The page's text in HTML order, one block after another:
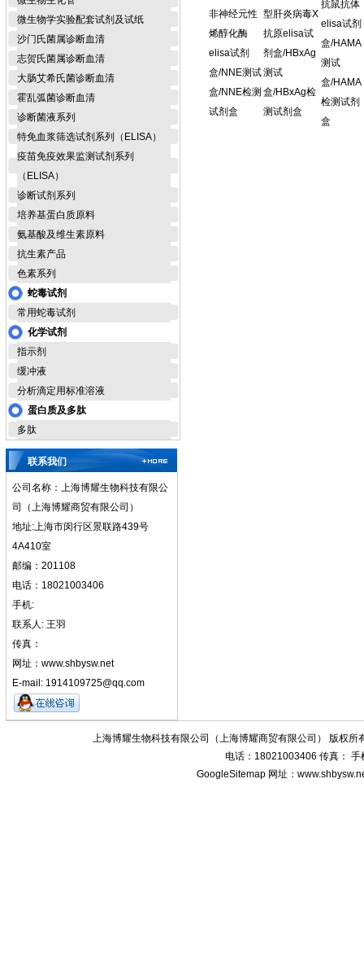
微生物学实验配套试剂及试纸
沙门氏菌属诊断血清
志贺氏菌属诊断血清
大肠艾希氏菌诊断血清
霍乱弧菌诊断血清
诊断菌液系列
特免血浆筛选试剂系列（ELISA）
疫苗免疫效果监测试剂系列
（ELISA）
诊断试剂系列
培养基蛋白质原料
氨基酸及维生素原料
抗生素产品
色素系列
蛇毒试剂
常用蛇毒试剂
化学试剂
指示剂
缓冲液
分析滴定用标准溶液
蛋白质及多肽
多肽
联系我们
公司名称：上海博耀生物科技有限公
司（上海博耀商贸有限公司）
地址:上海市闵行区景联路439号
4A410室
邮编：201108
电话：18021003406
手机:
联系人: 王羽
传真：
网址：www.shbysw.net
E-mail: 1914109725@qq.com
非神经元性
烯醇化酶
elisa试剂
盒/NNE测试
盒/NNE检测
试剂盒
型肝炎病毒X
抗原elisa试
剂盒/HBxAg
测试
盒/HBxAg检
测试剂盒
抗鼠抗体
elisa试剂
盒/HAMA
测试
盒/HAMA
检测试剂
盒
上海博耀生物科技有限公司（上海博耀商贸有限公司） 版权所
电话：18021003406 传真： 手
GoogleSitemap 网址：